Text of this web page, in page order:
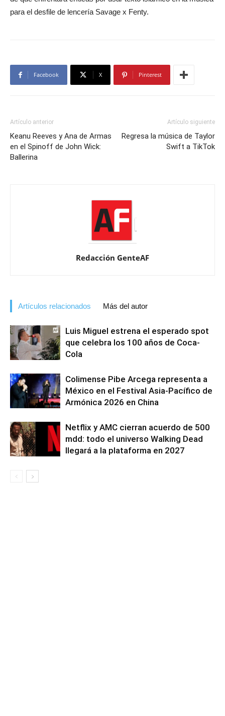
para el desfile de lencería Savage x Fenty.
Facebook X Pinterest
Artículo anterior
Keanu Reeves y Ana de Armas
en el Spinoff de John Wick:
Ballerina
Artículo siguiente
Regresa la música de Taylor
Swift a TikTok
Redacción GenteAF
Artículos relacionados Más del autor
Luis Miguel estrena el esperado spot
que celebra los 100 años de Coca-
Cola
Colimense Pibe Arcega representa a
México en el Festival Asia-Pacífico de
Armónica 2026 en China
Netflix y AMC cierran acuerdo de 500
mdd: todo el universo Walking Dead
llegará a la plataforma en 2027